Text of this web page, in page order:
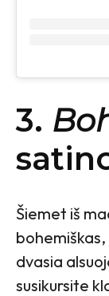
3.
Šiemet iš
dvasia
susikursite